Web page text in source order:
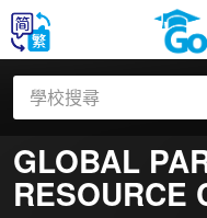
GLOBAL
RESOURCE